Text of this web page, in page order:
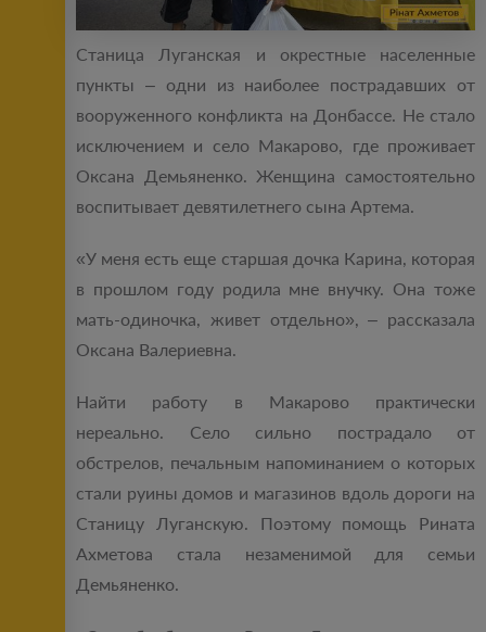
Станица Луганская и окрестные населенные
пункты – одни из наиболее пострадавших от
вооруженного конфликта на Донбассе. Не стало
исключением и село Макарово, где проживает
Оксана Демьяненко. Женщина самостоятельно
воспитывает девятилетнего сына Артема.
«У меня есть еще старшая дочка Карина, которая
в прошлом году родила мне внучку. Она тоже
мать-одиночка, живет отдельно», – рассказала
Оксана Валериевна.
Найти работу в Макарово практически
нереально. Село сильно пострадало от
обстрелов, печальным напоминанием о которых
стали руины домов и магазинов вдоль дороги на
Станицу Луганскую. Поэтому помощь Рината
Ахметова стала незаменимой для семьи
Демьяненко.